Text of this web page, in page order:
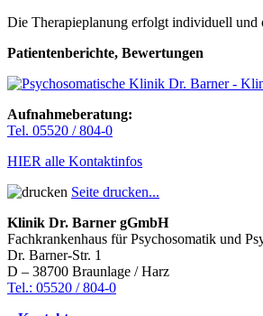
Die Therapieplanung erfolgt individuell und
Patientenberichte, Bewertungen
Aufnahmeberatung:
Tel. 05520 / 804-0
HIER alle Kontaktinfos
Seite drucken...
Klinik Dr. Barner gGmbH
Fachkrankenhaus für Psychosomatik und
Dr. Barner-Str. 1
D – 38700 Braunlage / Harz
Tel.: 05520 / 804-0